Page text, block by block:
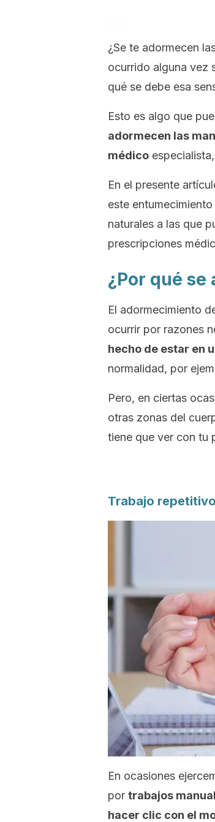
¿Se te adormecen
ocurrido alguna vez
qué se debe esa
Esto es algo que
adormecen las
médico
En el presente
este
naturales a las que
prescripciones
¿Por qué se
El adormecimiento
ocurrir por razones
hecho de estar en
normalidad, por
Pero, en ciertas
otras zonas del
tiene que ver con tu
Trabajo
En ocasiones
por trabajos
hacer clic con el